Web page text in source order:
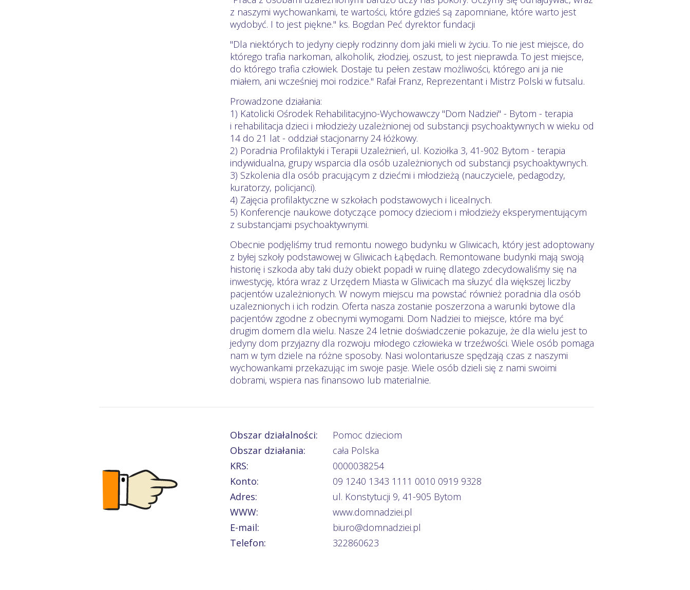
z naszymi wychowankami, te wartości, które gdzieś są zapomniane, które warto jest
wydobyć. I to jest piękne." ks. Bogdan Peć dyrektor fundacji
"Dla niektórych to jedyny ciepły rodzinny dom jaki mieli w życiu. To nie jest miejsce, do
którego trafia narkoman, alkoholik, złodziej, oszust, to jest nieprawda. To jest miejsce,
do którego trafia człowiek. Dostaje tu pełen zestaw możliwości, którego ani ja nie
miałem, ani wcześniej moi rodzice." Rafał Franz, Reprezentant i Mistrz Polski w futsalu.
Prowadzone działania:
1) Katolicki Ośrodek Rehabilitacyjno-Wychowawczy "Dom Nadziei" - Bytom - terapia
i rehabilitacja dzieci i młodzieży uzależnionej od substancji psychoaktywnych w wieku od
14 do 21 lat - oddział stacjonarny 24 łóżkowy.
2) Poradnia Profilaktyki i Terapii Uzależnień, ul. Koziołka 3, 41-902 Bytom - terapia
indywidualna, grupy wsparcia dla osób uzależnionych od substancji psychoaktywnych.
3) Szkolenia dla osób pracującym z dziećmi i młodzieżą (nauczyciele, pedagodzy,
kuratorzy, policjanci).
4) Zajęcia profilaktyczne w szkołach podstawowych i licealnych.
5) Konferencje naukowe dotyczące pomocy dzieciom i młodzieży eksperymentującym
z substancjami psychoaktywnymi.
Obecnie podjęliśmy trud remontu nowego budynku w Gliwicach, który jest adoptowany
z byłej szkoły podstawowej w Gliwicach Łąbędach. Remontowane budynki mają swoją
historię i szkoda aby taki duży obiekt popadł w ruinę dlatego zdecydowaliśmy się na
inwestycję, która wraz z Urzędem Miasta w Gliwicach ma słuzyć dla większej liczby
pacjentów uzależnionych. W nowym miejscu ma powstać również poradnia dla osób
uzaleznionych i ich rodzin. Oferta nasza zostanie poszerzona a warunki bytowe dla
pacjentów zgodne z obecnymi wymogami. Dom Nadziei to miejsce, które ma być
drugim domem dla wielu. Nasze 24 letnie doświadczenie pokazuje, że dla wielu jest to
jedyny dom przyjazny dla rozwoju młodego człowieka w trzeźwości. Wiele osób pomaga
nam w tym dziele na różne sposoby. Nasi wolontariusze spędzają czas z naszymi
wychowankami przekazując im swoje pasje. Wiele osób dzieli się z nami swoimi
dobrami, wspiera nas finansowo lub materialnie.
Obszar działalności:
Pomoc dzieciom
Obszar działania:
cała Polska
KRS:
0000038254
Konto:
09 1240 1343 1111 0010 0919 9328
Adres:
ul. Konstytucji 9, 41-905 Bytom
WWW:
www.domnadziei.pl
E-mail:
biuro@domnadziei.pl
Telefon:
322860623